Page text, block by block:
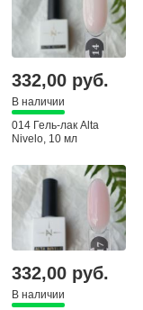
332,00 руб.
В наличии
014 Гель-лак Alta
Nivelo, 10 мл
332,00 руб.
В наличии